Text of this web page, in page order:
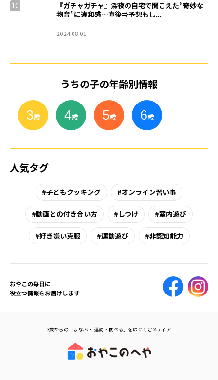
10
『ガチャガチャ』深夜の自宅で聞こえた“奇妙な
物音”に違和感…直後⇒予想もし...
2024.08.01
うちの子の年齢別情報
3歳 4歳 5歳 6歳
人気タグ
子どもクッキング オンライン習い事
動画との付き合い方 しつけ 室内遊び
好き嫌い克服 運動遊び 非認知能力
おやこの毎日に
役立つ情報をお届けします
3歳からの「まなぶ・ 運動・食べる」をはぐくむメディア